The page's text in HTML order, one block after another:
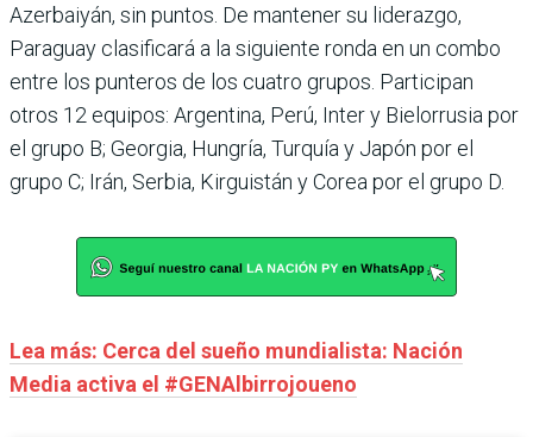
Azerbaiyán, sin puntos. De mantener su liderazgo,
Paraguay clasificará a la siguiente ronda en un combo
entre los punteros de los cuatro grupos. Participan
otros 12 equipos: Argentina, Perú, Inter y Bielorrusia por
el grupo B; Georgia, Hungría, Turquía y Japón por el
grupo C; Irán, Serbia, Kirguistán y Corea por el grupo D.
Lea más: Cerca del sueño mundialista: Nación
Media activa el #GENAlbirrojoueno